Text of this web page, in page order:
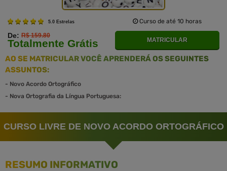
5.0 Estrelas Curso de até 10 horas
De: R$ 159.80
Totalmente Grátis MATRICULAR
AO SE MATRICULAR VOCÊ APRENDERÁ OS SEGUINTES
ASSUNTOS:
- Novo Acordo Ortográfico
- Nova Ortografia da Língua Portuguesa:
CURSO LIVRE DE NOVO ACORDO ORTOGRÁFICO
RESUMO INFORMATIVO